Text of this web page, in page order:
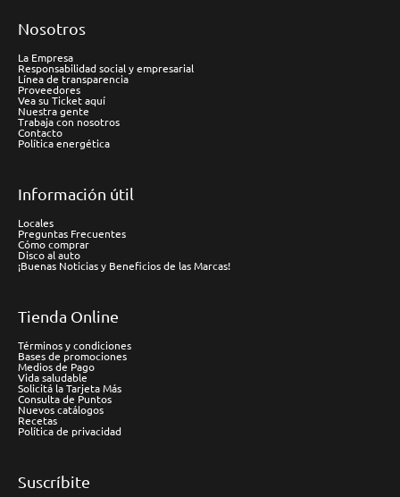
Nosotros
La Empresa
Responsabilidad social y empresarial
Línea de transparencia
Proveedores
Vea su Ticket aquí
Nuestra gente
Trabaja con nosotros
Contacto
Política energética
Información útil
Locales
Preguntas Frecuentes
Cómo comprar
Disco al auto
¡Buenas Noticias y Beneficios de las Marcas!
Tienda Online
Términos y condiciones
Bases de promociones
Medios de Pago
Vida saludable
Solicitá la Tarjeta Más
Consulta de Puntos
Nuevos catálogos
Recetas
Política de privacidad
Suscríbite